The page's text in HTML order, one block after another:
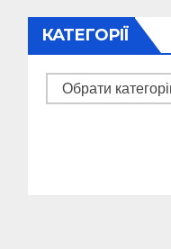
КАТЕГОРІЇ
Категорії